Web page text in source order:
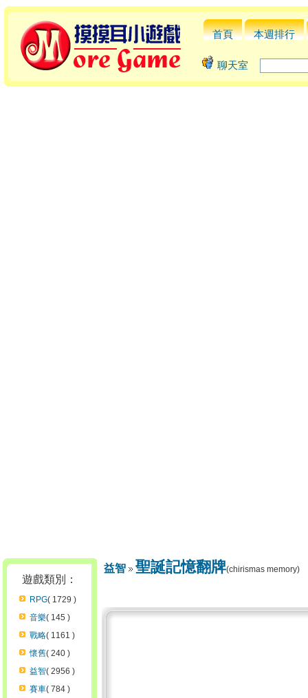
首頁 本週排行
聊天室
遊戲類別：
RPG( 1729 )
音樂( 145 )
戰略( 1161 )
懷舊( 240 )
益智( 2956 )
賽車( 784 )
益智 聖誕記憶翻牌(chirismas memory)